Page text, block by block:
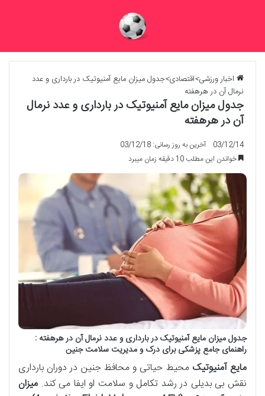
اخبار ورزشی>اقتصادی>جدول میزان مایع آمنیوتیک در بارداری و عدد
نرمال آن در هرهفته
جدول میزان مایع آمنیوتیک در بارداری و عدد نرمال
آن در هرهفته
03/12/14
آخرین به روز رسانی: 03/12/18
خواندن این مطلب 10 دقیقه زمان میبرد
جدول میزان مایع آمنیوتیک در بارداری و عدد نرمال آن در هرهفته :
راهنمای جامع پزشکی برای درک و مدیریت سلامت جنین
مایع آمنیوتیک محیط حیاتی و محافظ جنین در دوران بارداری
نقش بی بدیلی در رشد تکامل و سلامت او ایفا می کند. میزان